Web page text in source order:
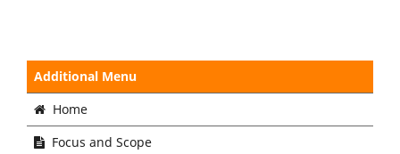
Additional Menu
Home
Focus and Scope